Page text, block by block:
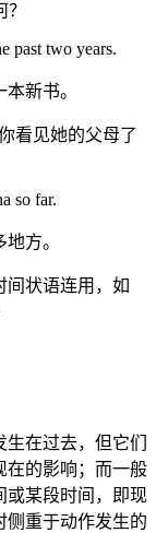
past two years.
新书。
你看见她的父母了
so far.
方。
间状语连用，如
在过去，但它们
在的影响；而一般
或某段时间，即现
侧重于动作发生的